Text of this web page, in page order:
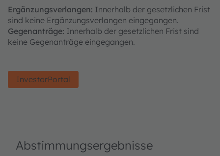
Ergänzungsverlangen: Innerhalb der gesetzlichen Frist
sind keine Ergänzungsverlangen eingegangen.
Gegenanträge: Innerhalb der gesetzlichen Frist sind
keine Gegenanträge eingegangen.
InvestorPortal
Abstimmungsergebnisse